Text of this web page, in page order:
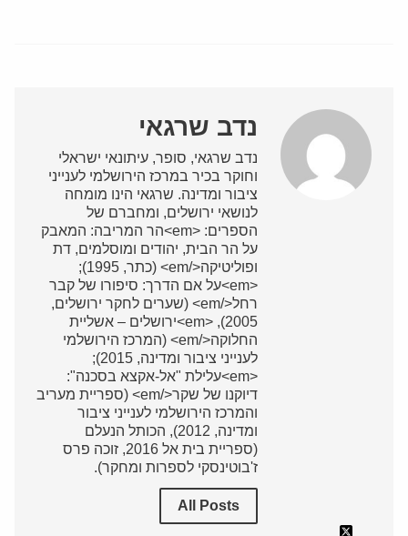
נדב שרגאי
נדב שרגאי, סופר, עיתונאי ישראלי
וחוקר בכיר במרכז הירושלמי לענייני
ציבור ומדינה. שרגאי הינו מומחה
לנושאי ירושלים, ומחברם של
הספרים: <em>הר המריבה: המאבק
על הר הבית, יהודים ומוסלמים, דת
ופוליטיקה</em> (כתר, 1995);
<em>על אם הדרך: סיפורו של קבר
רחל</em> (שערים לחקר ירושלים,
2005), <em>ירושלים – אשליית
החלוקה</em> (המרכז הירושלמי
לענייני ציבור ומדינה, 2015);
<em>עלילת "אל-אקצא בסכנה":
דיוקנו של שקר</em> (ספריית מעריב
והמרכז הירושלמי לענייני ציבור
ומדינה, 2012), הכותל הנעלם
(ספריית בית אל 2016, זוכה פרס
ז'בוטינסקי לספרות ומחקר).
All Posts